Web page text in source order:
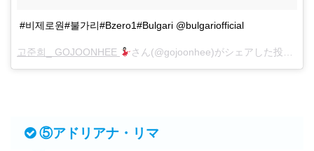
#비제로원#불가리#Bzero1#Bulgari @bulgariofficial
고준희_ GOJOONHEE さん(@gojoonhee)がシェアした投稿 -
⑤アドリアナ・リマ